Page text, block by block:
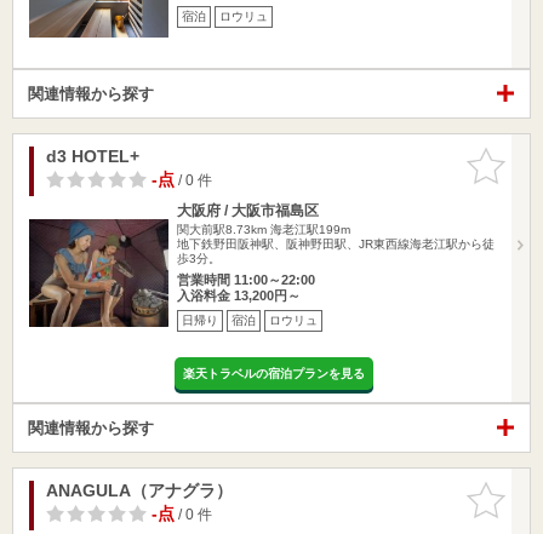
宿泊 ロウリュ
関連情報から探す
お気に入
りに追加
d3 HOTEL+
-点/ 0 件
大阪府 / 大阪市福島区
関大前駅8.73km 海老江駅199m
地下鉄野田阪神駅、阪神野田駅、JR東西線海老江駅から徒
歩3分。
営業時間 11:00～22:00
入浴料金 13,200円～
日帰り 宿泊 ロウリュ
楽天トラベルの宿泊プランを見る
関連情報から探す
お気に入
りに追加
ANAGULA（アナグラ）
-点/ 0 件